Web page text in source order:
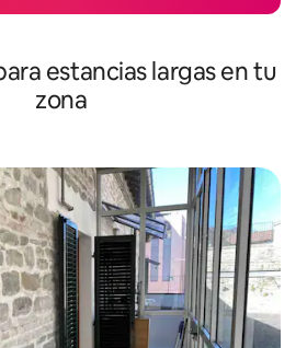
estancias largas en tu
zona